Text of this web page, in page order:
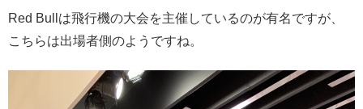
Red Bullは飛行機の大会を主催しているのが有名ですが、
こちらは出場者側のようですね。